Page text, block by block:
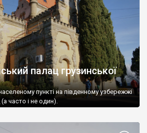
палац грузинської
пункті на південному узбережжі
часто і не один).